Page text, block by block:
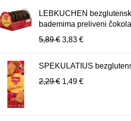
LEBKUCHEN
bademima preliveni
5,89€ 3,83 €
SPEKULATIUS
2,29€ 1,49 €